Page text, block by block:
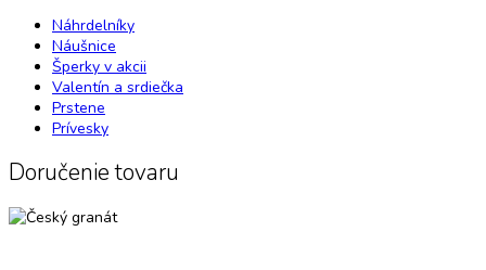
Náhrdelníky
Náušnice
Šperky v akcii
Valentín a srdiečka
Prstene
Prívesky
Doručenie tovaru